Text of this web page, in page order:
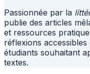
Passionnée par la
publie des articles
et ressources
réflexions
étudiants souhaitant
textes.